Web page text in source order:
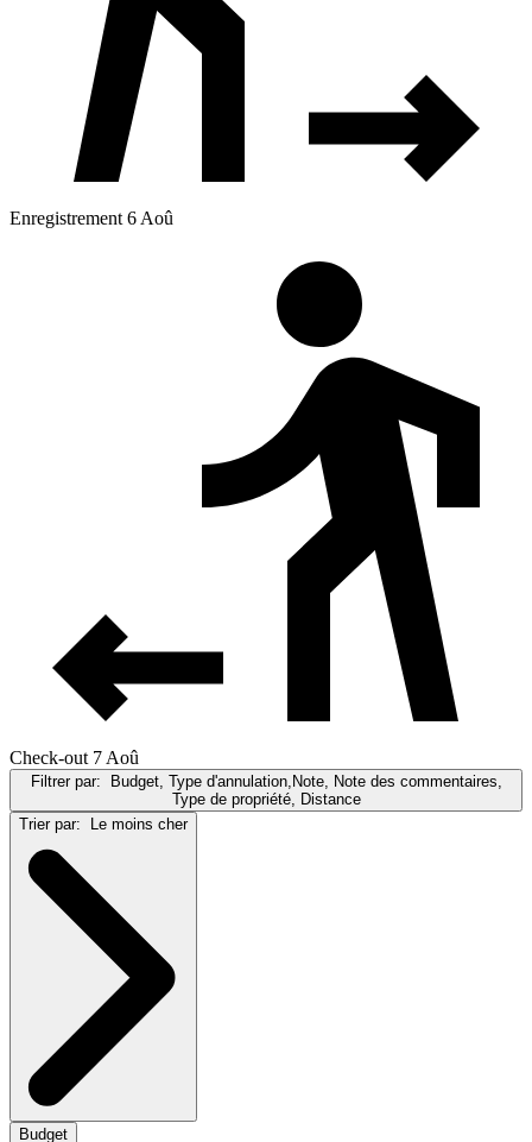
Enregistrement 6 Aoû
Check-out 7 Aoû
Filtrer par:
Budget, Type d'annulation,Note, Note des commentaires,
Type de propriété, Distance
Trier par:
Le moins cher
Budget